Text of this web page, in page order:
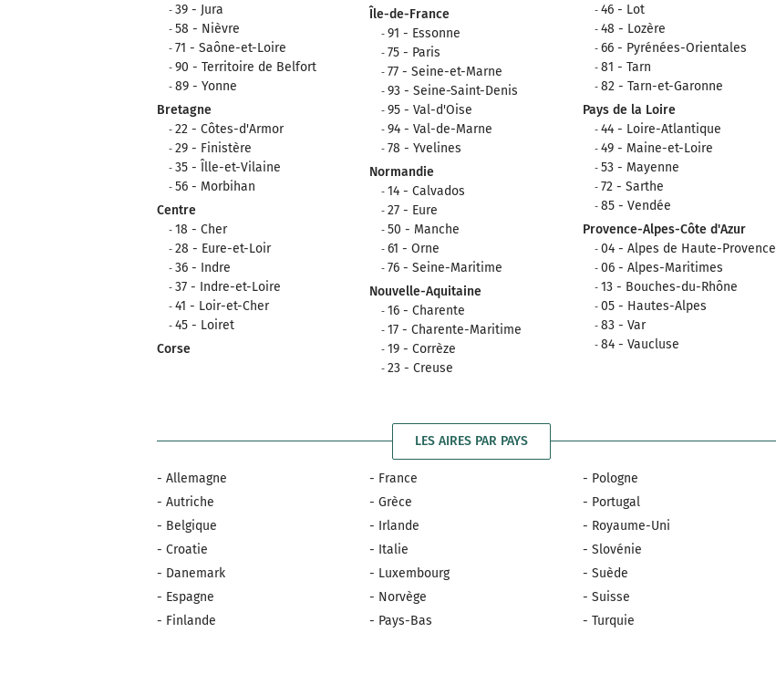
39 - Jura
58 - Nièvre
71 - Saône-et-Loire
90 - Territoire de Belfort
89 - Yonne
Bretagne
22 - Côtes-d'Armor
29 - Finistère
35 - Îlle-et-Vilaine
56 - Morbihan
Centre
18 - Cher
28 - Eure-et-Loir
36 - Indre
37 - Indre-et-Loire
41 - Loir-et-Cher
45 - Loiret
Corse
Île-de-France
91 - Essonne
75 - Paris
77 - Seine-et-Marne
93 - Seine-Saint-Denis
95 - Val-d'Oise
94 - Val-de-Marne
78 - Yvelines
Normandie
14 - Calvados
27 - Eure
50 - Manche
61 - Orne
76 - Seine-Maritime
Nouvelle-Aquitaine
16 - Charente
17 - Charente-Maritime
19 - Corrèze
23 - Creuse
46 - Lot
48 - Lozère
66 - Pyrénées-Orientales
81 - Tarn
82 - Tarn-et-Garonne
Pays de la Loire
44 - Loire-Atlantique
49 - Maine-et-Loire
53 - Mayenne
72 - Sarthe
85 - Vendée
Provence-Alpes-Côte d'Azur
04 - Alpes de Haute-Provence
06 - Alpes-Maritimes
13 - Bouches-du-Rhône
05 - Hautes-Alpes
83 - Var
84 - Vaucluse
LES AIRES PAR PAYS
- Allemagne
- Autriche
- Belgique
- Croatie
- Danemark
- Espagne
- Finlande
- France
- Grèce
- Irlande
- Italie
- Luxembourg
- Norvège
- Pays-Bas
- Pologne
- Portugal
- Royaume-Uni
- Slovénie
- Suède
- Suisse
- Turquie